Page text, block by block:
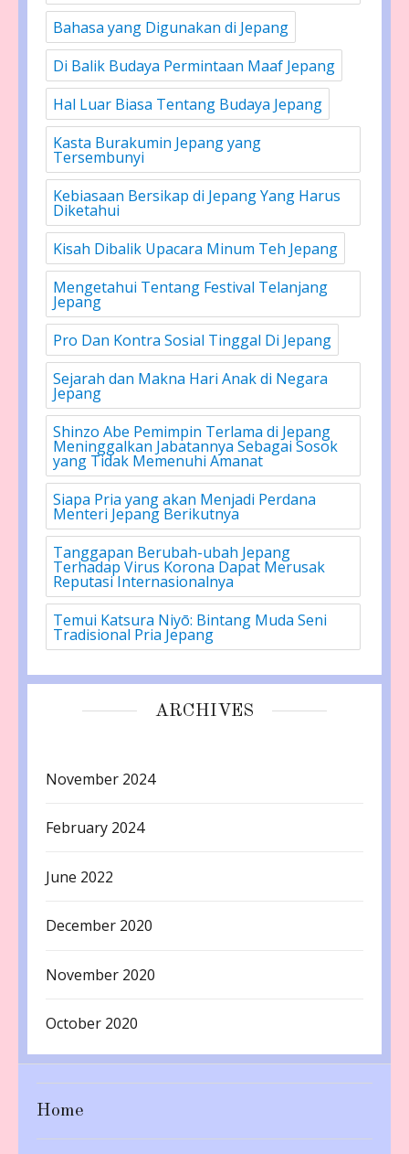
Bahasa yang Digunakan di Jepang
Di Balik Budaya Permintaan Maaf Jepang
Hal Luar Biasa Tentang Budaya Jepang
Kasta Burakumin Jepang yang
Tersembunyi
Kebiasaan Bersikap di Jepang Yang Harus
Diketahui
Kisah Dibalik Upacara Minum Teh Jepang
Mengetahui Tentang Festival Telanjang
Jepang
Pro Dan Kontra Sosial Tinggal Di Jepang
Sejarah dan Makna Hari Anak di Negara
Jepang
Shinzo Abe Pemimpin Terlama di Jepang
Meninggalkan Jabatannya Sebagai Sosok
yang Tidak Memenuhi Amanat
Siapa Pria yang akan Menjadi Perdana
Menteri Jepang Berikutnya
Tanggapan Berubah-ubah Jepang
Terhadap Virus Korona Dapat Merusak
Reputasi Internasionalnya
Temui Katsura Niyō: Bintang Muda Seni
Tradisional Pria Jepang
ARCHIVES
November 2024
February 2024
June 2022
December 2020
November 2020
October 2020
Home